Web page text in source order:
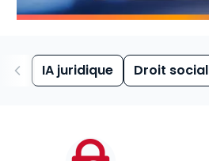
IA juridique Droit social